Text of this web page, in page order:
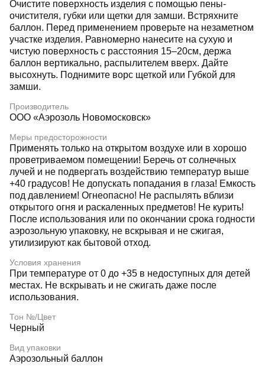
Очистите поверхность изделия с помощью пены-
очистителя, губки или щетки для замши. Встряхните
баллон. Перед применением проверьте на незаметном
участке изделия. Равномерно нанесите на сухую и
чистую поверхность с расстояния 15–20см, держа
баллон вертикально, распылителем вверх. Дайте
высохнуть. Поднимите ворс щеткой или Губкой для
замши.
Производитель
ООО «Аэрозоль Новомосковск»
Меры предосторожности
Применять только на открытом воздухе или в хорошо
проветриваемом помещении! Беречь от солнечных
лучей и не подвергать воздействию температур выше
+40 градусов! Не допускать попадания в глаза! Емкость
под давлением! Огнеопасно! Не распылять вблизи
открытого огня и раскаленных предметов! Не курить!
После использования или по окончании срока годности
аэрозольную упаковку, не вскрывая и не сжигая,
утилизируют как бытовой отход.
Условия хранения
При температуре от 0 до +35 в недоступных для детей
местах. Не вскрывать и не сжигать даже после
использования.
Тон №/Цвет
Черный
Вид упаковки
Аэрозольный баллон